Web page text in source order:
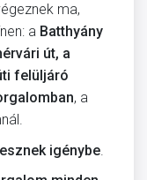
ma,
a Batthyány
út, a
felüljáró
, a
igénybe